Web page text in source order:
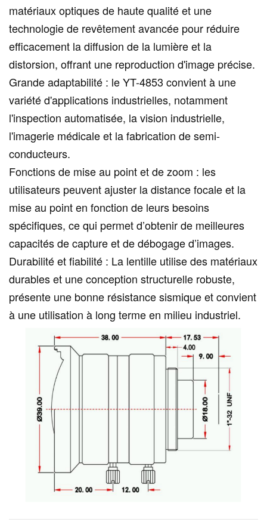
matériaux optiques de haute qualité et une
technologie de revêtement avancée pour réduire
efficacement la diffusion de la lumière et la
distorsion, offrant une reproduction d'image précise.
Grande adaptabilité : le YT-4853 convient à une
variété d'applications industrielles, notamment
l'inspection automatisée, la vision industrielle,
l'imagerie médicale et la fabrication de semi-
conducteurs.
Fonctions de mise au point et de zoom : les
utilisateurs peuvent ajuster la distance focale et la
mise au point en fonction de leurs besoins
spécifiques, ce qui permet d’obtenir de meilleures
capacités de capture et de débogage d’images.
Durabilité et fiabilité : La lentille utilise des matériaux
durables et une conception structurelle robuste,
présente une bonne résistance sismique et convient
à une utilisation à long terme en milieu industriel.